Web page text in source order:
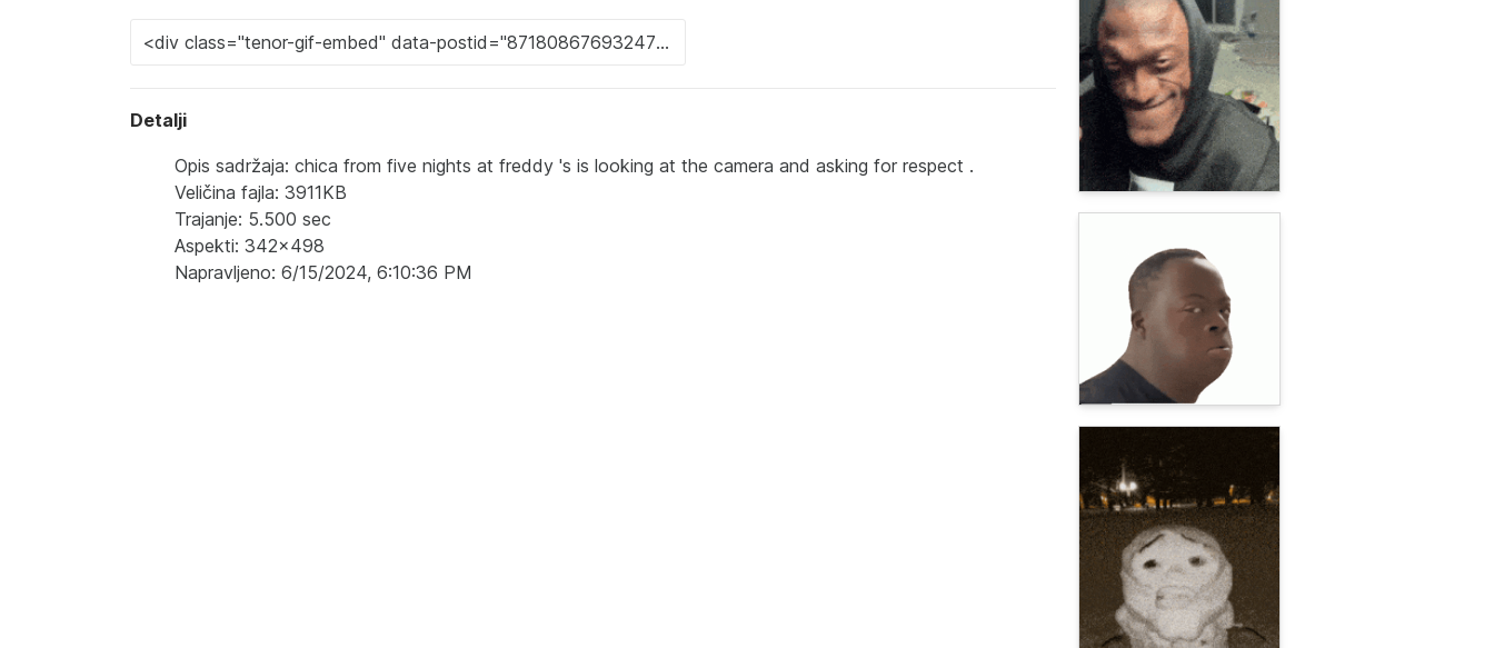
Detalji
Opis sadržaja: chica from five nights at freddy 's is looking at the camera and asking for respect .
Veličina fajla: 3911KB
Trajanje: 5.500 sec
Aspekti: 342x498
Napravljeno: 6/15/2024, 6:10:36 PM